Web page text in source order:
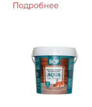
Подробнее